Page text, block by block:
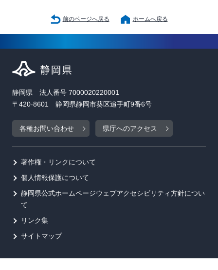
前のページへ戻る ホームへ戻る
静岡県 法人番号 7000020220001
〒420-8601 静岡県静岡市葵区追手町9番6号
各種お問い合わせ 県庁へのアクセス
著作権・リンクについて
個人情報保護について
静岡県公式ホームページウェブアクセシビリティ方針につい
て
リンク集
サイトマップ